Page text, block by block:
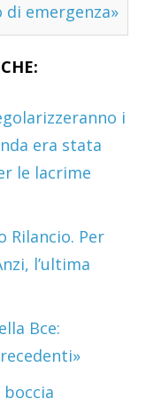
emergenza»
i
era stata
le lacrime
Rilancio. Per
l’ultima
Bce:
boccia